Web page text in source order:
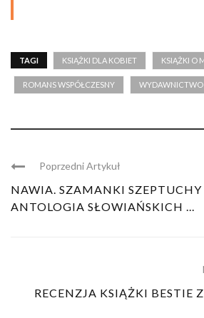
TAGI KSIĄŻKI DLA KOBIET KSIĄŻKI O
ROMANS WSPÓŁCZESNY
Poprzedni Artykuł
NAWIA. SZAMANKI
ANTOLOGIA SŁOWIAŃSKICH ...
RECENZJA KSIĄŻKI BESTIE